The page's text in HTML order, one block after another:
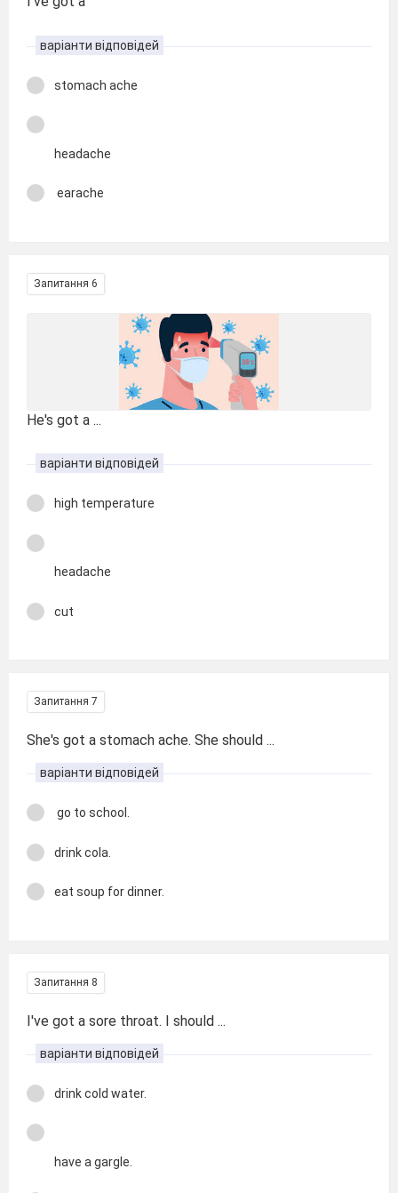
варіанти відповідей
stomach ache
headache
earache
Запитання 6
He's got a ...
варіанти відповідей
high temperature
headache
cut
Запитання 7
She's got a stomach ache. She should ...
варіанти відповідей
go to school.
drink cola.
eat soup for dinner.
Запитання 8
I've got a sore throat. I should ...
варіанти відповідей
drink cold water.
have a gargle.